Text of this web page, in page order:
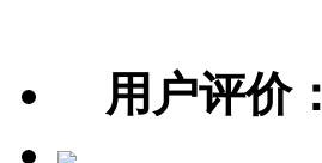
用户评价：